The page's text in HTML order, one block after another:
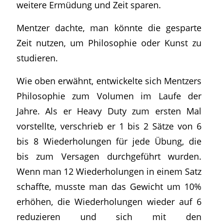
weitere Ermüdung und Zeit sparen.
Mentzer dachte, man könnte die gesparte
Zeit nutzen, um Philosophie oder Kunst zu
studieren.
Wie oben erwähnt, entwickelte sich Mentzers
Philosophie zum Volumen im Laufe der
Jahre. Als er Heavy Duty zum ersten Mal
vorstellte, verschrieb er 1 bis 2 Sätze von 6
bis 8 Wiederholungen für jede Übung, die
bis zum Versagen durchgeführt wurden.
Wenn man 12 Wiederholungen in einem Satz
schaffte, musste man das Gewicht um 10%
erhöhen, die Wiederholungen wieder auf 6
reduzieren und sich mit den